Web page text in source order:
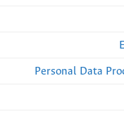
Personal Data